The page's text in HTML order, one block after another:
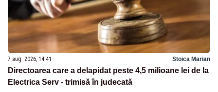
7 aug. 2026, 14:41 Stoica Marian
Directoarea care a delapidat peste 4,5 milioane lei de la
Electrica Serv - trimisă în judecată